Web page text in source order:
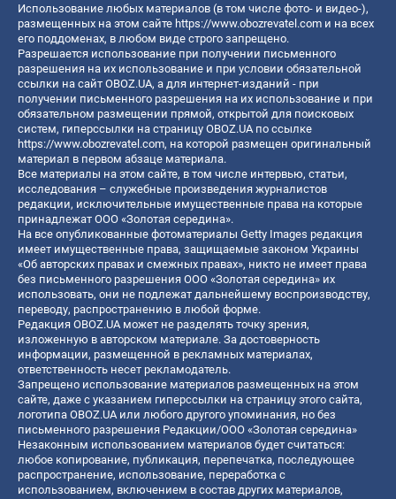
Использование любых материалов (в том числе фото- и видео-),
размещенных на этом сайте https://www.obozrevatel.com и на всех
его поддоменах, в любом виде строго запрещено.
Разрешается использование при получении письменного
разрешения на их использование и при условии обязательной
ссылки на сайт OBOZ.UA, а для интернет-изданий - при
получении письменного разрешения на их использование и при
обязательном размещении прямой, открытой для поисковых
систем, гиперссылки на страницу OBOZ.UA по ссылке
https://www.obozrevatel.com, на которой размещен оригинальный
материал в первом абзаце материала.
Все материалы на этом сайте, в том числе интервью, статьи,
исследования – служебные произведения журналистов
редакции, исключительные имущественные права на которые
принадлежат ООО «Золотая середина».
На все опубликованные фотоматериалы Getty Images редакция
имеет имущественные права, защищаемые законом Украины
«Об авторских правах и смежных правах», никто не имеет права
без письменного разрешения ООО «Золотая середина» их
использовать, они не подлежат дальнейшему воспроизводству,
переводу, распространению в любой форме.
Редакция OBOZ.UA может не разделять точку зрения,
изложенную в авторском материале. За достоверность
информации, размещенной в рекламных материалах,
ответственность несет рекламодатель.
Запрещено использование материалов размещенных на этом
сайте, даже с указанием гиперссылки на страницу этого сайта,
логотипа OBOZ.UA или любого другого упоминания, но без
письменного разрешения Редакции/ООО «Золотая середина»
Незаконным использованием материалов будет считаться:
любое копирование, публикация, перепечатка, последующее
распространение, использование, переработка с
использованием, включением в состав других материалов,